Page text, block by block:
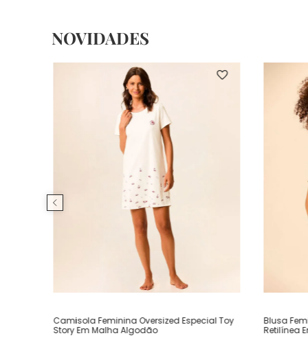
NOVIDADES
Camisola Feminina Oversized Especial Toy
Story Em Malha Algodão
Blusa
Retilínea